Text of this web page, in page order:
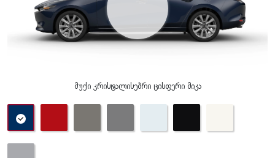
მუქი კრისტალისებრი ცისფერი მიკა